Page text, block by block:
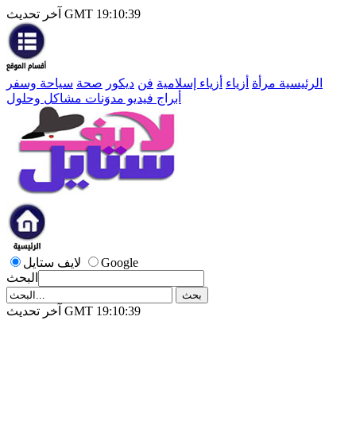
آخر تحديث GMT 19:10:39
الرئيسية مرأة أزياء أزياء إسلامية فن ديكور صحة سياحة وسفر
أبراج فيديو مدوَنات مشاكل وحلول
لايف ستايل
Google
البحث
آخر تحديث GMT 19:10:39